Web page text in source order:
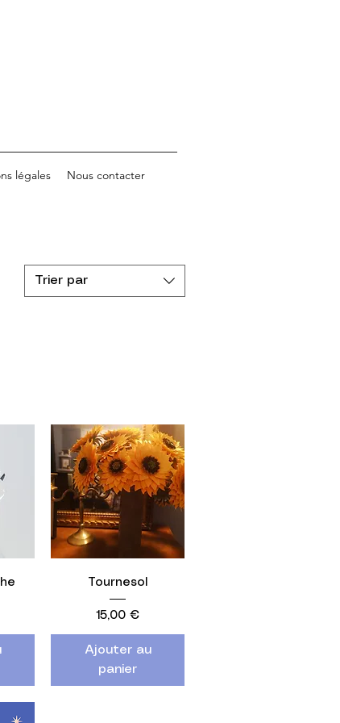
légales Nous contacter
Trier par
Aperçu rapide
Tournesol
Prix
15,00 €
Ajouter au
panier